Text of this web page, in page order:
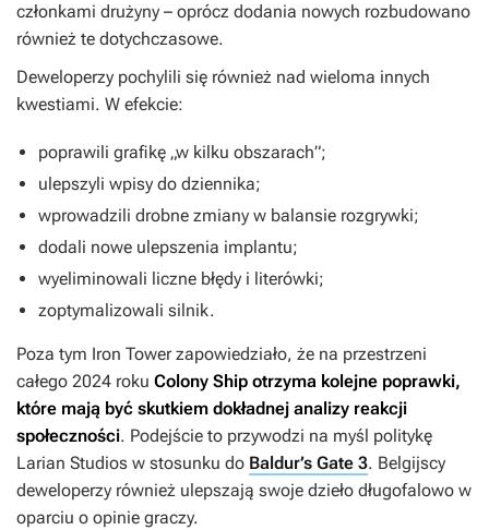
członkami drużyny – oprócz dodania nowych rozbudowano
również te dotychczasowe.
Deweloperzy pochylili się również nad wieloma innych
kwestiami. W efekcie:
poprawili grafikę „w kilku obszarach”;
ulepszyli wpisy do dziennika;
wprowadzili drobne zmiany w balansie rozgrywki;
dodali nowe ulepszenia implantu;
wyeliminowali liczne błędy i literówki;
zoptymalizowali silnik.
Poza tym Iron Tower zapowiedziało, że na przestrzeni
całego 2024 roku Colony Ship otrzyma kolejne poprawki,
które mają być skutkiem dokładnej analizy reakcji
społeczności. Podejście to przywodzi na myśl politykę
Larian Studios w stosunku do Baldur’s Gate 3. Belgijscy
deweloperzy również ulepszają swoje dzieło długofalowo w
oparciu o opinie graczy.